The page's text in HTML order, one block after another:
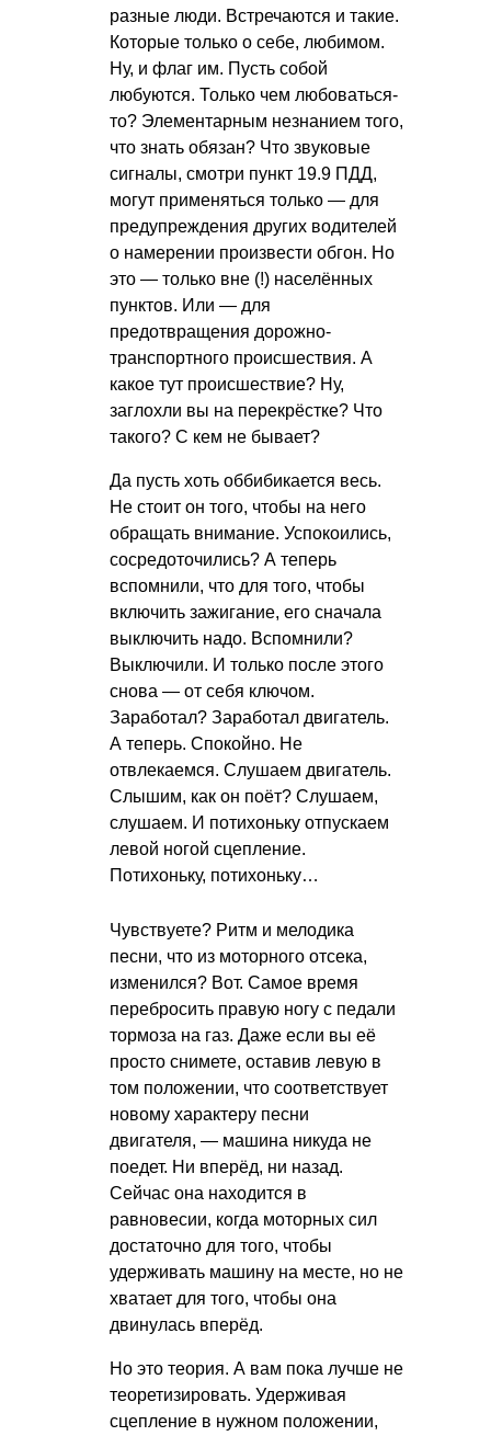
разные люди. Встречаются и такие.
Которые только о себе, любимом.
Ну, и флаг им. Пусть собой
любуются. Только чем любоваться-
то? Элементарным незнанием того,
что знать обязан? Что звуковые
сигналы, смотри пункт 19.9 ПДД,
могут применяться только — для
предупреждения других водителей
о намерении произвести обгон. Но
это — только вне (!) населённых
пунктов. Или — для
предотвращения дорожно-
транспортного происшествия. А
какое тут происшествие? Ну,
заглохли вы на перекрёстке? Что
такого? С кем не бывает?
Да пусть хоть оббибикается весь.
Не стоит он того, чтобы на него
обращать внимание. Успокоились,
сосредоточились? А теперь
вспомнили, что для того, чтобы
включить зажигание, его сначала
выключить надо. Вспомнили?
Выключили. И только после этого
снова — от себя ключом.
Заработал? Заработал двигатель.
А теперь. Спокойно. Не
отвлекаемся. Слушаем двигатель.
Слышим, как он поёт? Слушаем,
слушаем. И потихоньку отпускаем
левой ногой сцепление.
Потихоньку, потихоньку…
Чувствуете? Ритм и мелодика
песни, что из моторного отсека,
изменился? Вот. Самое время
перебросить правую ногу с педали
тормоза на газ. Даже если вы её
просто снимете, оставив левую в
том положении, что соответствует
новому характеру песни
двигателя, — машина никуда не
поедет. Ни вперёд, ни назад.
Сейчас она находится в
равновесии, когда моторных сил
достаточно для того, чтобы
удерживать машину на месте, но не
хватает для того, чтобы она
двинулась вперёд.
Но это теория. А вам пока лучше не
теоретизировать. Удерживая
сцепление в нужном положении,